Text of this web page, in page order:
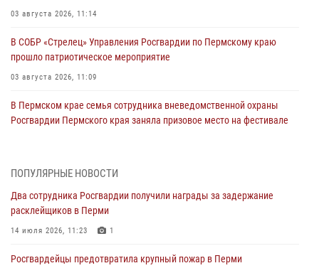
03 августа 2026, 11:14
В СОБР «Стрелец» Управления Росгвардии по Пермскому краю
прошло патриотическое мероприятие
03 августа 2026, 11:09
В Пермском крае семья сотрудника вневедомственной охраны
Росгвардии Пермского края заняла призовое место на фестивале
юных спортсменов
03 августа 2026, 10:59
30 июля 2026, 05:19
ПОПУЛЯРНЫЕ НОВОСТИ
Два сотрудника Росгвардии получили награды за задержание
расклейщиков в Перми
14 июля 2026, 11:23 1
Росгвардейцы предотвратила крупный пожар в Перми